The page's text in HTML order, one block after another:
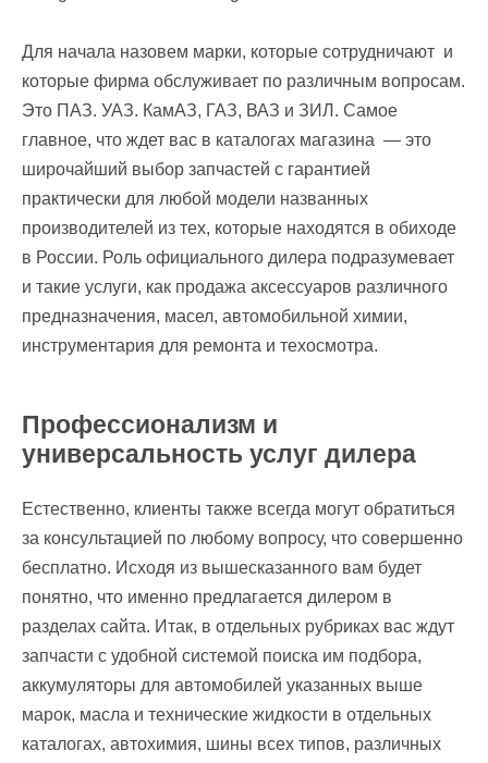
Для начала назовем марки, которые сотрудничают и
которые фирма обслуживает по различным вопросам.
Это ПАЗ. УАЗ. КамАЗ, ГАЗ, ВАЗ и ЗИЛ. Самое
главное, что ждет вас в каталогах магазина — это
широчайший выбор запчастей с гарантией
практически для любой модели названных
производителей из тех, которые находятся в обиходе
в России. Роль официального дилера подразумевает
и такие услуги, как продажа аксессуаров различного
предназначения, масел, автомобильной химии,
инструментария для ремонта и техосмотра.
Профессионализм и
универсальность услуг дилера
Естественно, клиенты также всегда могут обратиться
за консультацией по любому вопросу, что совершенно
бесплатно. Исходя из вышесказанного вам будет
понятно, что именно предлагается дилером в
разделах сайта. Итак, в отдельных рубриках вас ждут
запчасти с удобной системой поиска им подбора,
аккумуляторы для автомобилей указанных выше
марок, масла и технические жидкости в отдельных
каталогах, автохимия, шины всех типов, различных